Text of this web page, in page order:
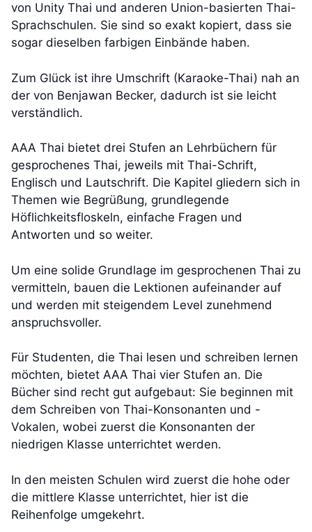
von Unity Thai und anderen Union-basierten Thai-
Sprachschulen. Sie sind so exakt kopiert, dass sie
sogar dieselben farbigen Einbände haben.
Zum Glück ist ihre Umschrift (Karaoke-Thai) nah an
der von Benjawan Becker, dadurch ist sie leicht
verständlich.
AAA Thai bietet drei Stufen an Lehrbüchern für
gesprochenes Thai, jeweils mit Thai-Schrift,
Englisch und Lautschrift. Die Kapitel gliedern sich in
Themen wie Begrüßung, grundlegende
Höflichkeitsfloskeln, einfache Fragen und
Antworten und so weiter.
Um eine solide Grundlage im gesprochenen Thai zu
vermitteln, bauen die Lektionen aufeinander auf
und werden mit steigendem Level zunehmend
anspruchsvoller.
Für Studenten, die Thai lesen und schreiben lernen
möchten, bietet AAA Thai vier Stufen an. Die
Bücher sind recht gut aufgebaut: Sie beginnen mit
dem Schreiben von Thai-Konsonanten und -
Vokalen, wobei zuerst die Konsonanten der
niedrigen Klasse unterrichtet werden.
In den meisten Schulen wird zuerst die hohe oder
die mittlere Klasse unterrichtet, hier ist die
Reihenfolge umgekehrt.